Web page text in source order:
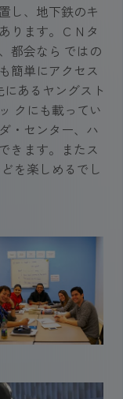
し、地下鉄のキ
ります。ＣＮタ
都会なら ではの
簡単にアクセス
あるヤングスト
クにも載ってい
・センター、ハ
きます。またス
を楽しめるでし